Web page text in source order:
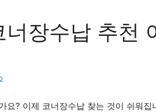
너장수납 추천
요? 이제 코너장수납 찾는 것이 쉬워